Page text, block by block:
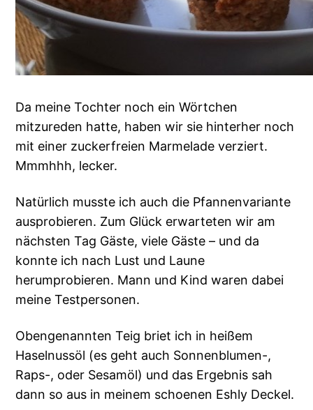
Da meine Tochter noch ein Wörtchen
mitzureden hatte, haben wir sie hinterher noch
mit einer zuckerfreien Marmelade verziert.
Mmmhhh, lecker.
Natürlich musste ich auch die Pfannenvariante
ausprobieren. Zum Glück erwarteten wir am
nächsten Tag Gäste, viele Gäste – und da
konnte ich nach Lust und Laune
herumprobieren. Mann und Kind waren dabei
meine Testpersonen.
Obengenannten Teig briet ich in heißem
Haselnussöl (es geht auch Sonnenblumen-,
Raps-, oder Sesamöl) und das Ergebnis sah
dann so aus in meinem schoenen Eshly Deckel.